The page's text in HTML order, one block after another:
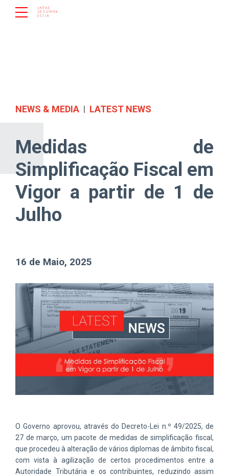
NEWS & MEDIA LATEST NEWS
Medidas de
Simplificação Fiscal em
Vigor a partir de 1 de
Julho
16 de Maio, 2025
O Governo aprovou, através do Decreto-Lei n.º 49/2025, de
27 de março, um pacote de medidas de simplificação fiscal,
que procedeu à alteração de vários diplomas de âmbito fiscal,
com vista à agilização de certos procedimentos entre a
Autoridade Tributária e os contribuintes, reduzindo assim